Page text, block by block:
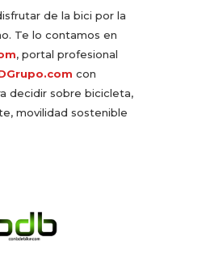
de la bici por la
Te lo contamos en
, portal profesional
con
decidir sobre bicicleta,
movilidad sostenible